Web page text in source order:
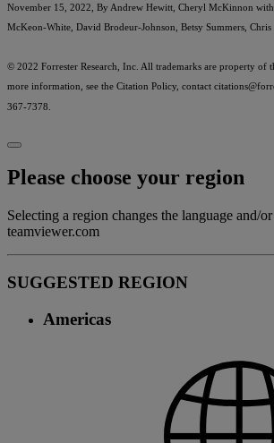
November 15, 2022, By Andrew Hewitt, Cheryl McKinnon
McKeon-White, David Brodeur-Johnson, Betsy Summers, Chris
© 2022 Forrester Research, Inc. All trademarks are property of
more information, see the Citation Policy, contact
367-7378.
Please choose your region
Selecting a region changes the language and/
teamviewer.com
SUGGESTED REGION
Americas